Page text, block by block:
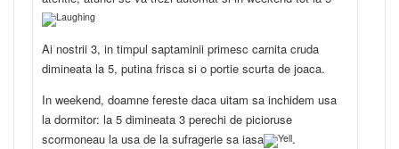
Ai nostrii 3, in timpul saptaminii primesc carnita cruda
dimineata la 5, putina frisca si o portie scurta de joaca.
In weekend, doamne fereste daca uitam sa inchidem usa
la dormitor: la 5 dimineata 3 perechi de picioruse
scormoneau la usa de la sufragerie sa iasa
.